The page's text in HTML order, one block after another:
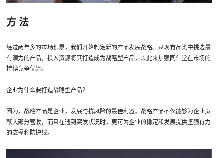
方 法
经过两年多的市场积累，我们开始制定新的产品发展战略。从现有品类中挑选最
有潜力的产品，投入资源将其打造成为战略型产品，以此来加强同仁堂在市场的
持续竞争优势。
企业为什么要打造战略型产品？
因为，战略产品是企业，发展与抗风险的最佳利器。战略产品不仅能够为企业贡
献大部分营收，而且在遇到突发状况时，更可为企业的稳定和发展提供坚强有力
的支撑和防护线。